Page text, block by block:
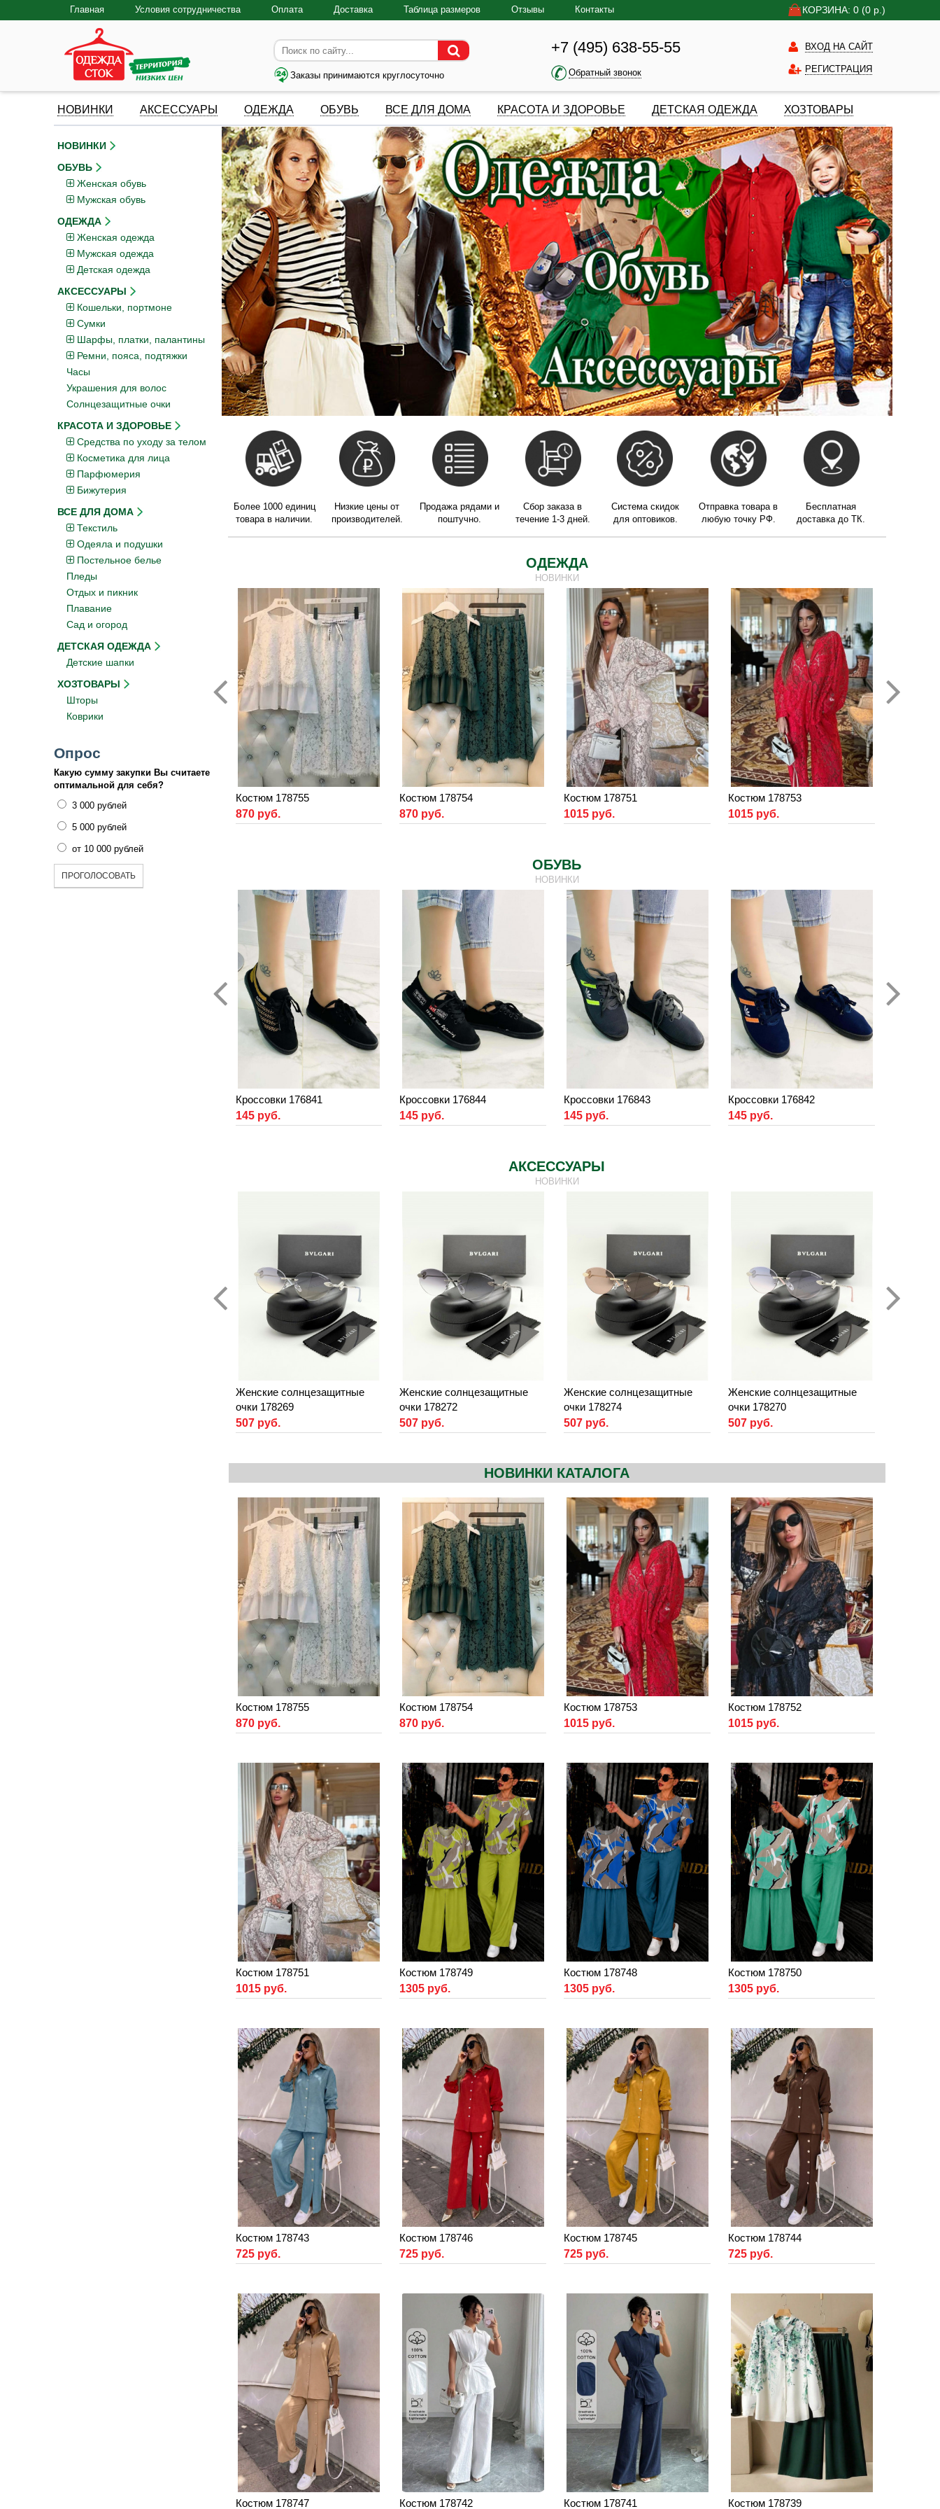
КОРЗИНА: 0 (0 р.)
Главная Условия сотрудничества Оплата Доставка Таблица размеров Отзывы Контакты
Заказы принимаются круглосуточно
+7 (495) 638-55-55
Обратный звонок
ВХОД НА САЙТ
РЕГИСТРАЦИЯ
НОВИНКИ АКСЕССУАРЫ ОДЕЖДА ОБУВЬ ВСЕ ДЛЯ ДОМА КРАСОТА И ЗДОРОВЬЕ ДЕТСКАЯ ОДЕЖДА ХОЗТОВАРЫ
НОВИНКИ
ОБУВЬ
Женская обувь
Мужская обувь
ОДЕЖДА
Женская одежда
Мужская одежда
Детская одежда
АКСЕССУАРЫ
Кошельки, портмоне
Сумки
Шарфы, платки, палантины
Ремни, пояса, подтяжки
Часы
Украшения для волос
Солнцезащитные очки
КРАСОТА И ЗДОРОВЬЕ
Средства по уходу за телом
Косметика для лица
Парфюмерия
Бижутерия
ВСЕ ДЛЯ ДОМА
Текстиль
Одеяла и подушки
Постельное белье
Пледы
Отдых и пикник
Плавание
Сад и огород
ДЕТСКАЯ ОДЕЖДА
Детские шапки
ХОЗТОВАРЫ
Шторы
Коврики
Опрос
Какую сумму закупки Вы считаете
оптимальной для себя?
3 000 рублей
5 000 рублей
от 10 000 рублей
ПРОГОЛОСОВАТЬ
Более 1000 единиц
товара в наличии.
Низкие цены от
производителей.
Продажа рядами и
поштучно.
Сбор заказа в
течение 1-3 дней.
Система скидок
для оптовиков.
Отправка товара в
любую точку РФ.
Бесплатная
доставка до ТК.
ОДЕЖДА
Костюм 178755
870 руб.
Костюм 178754
870 руб.
Костюм 178751
1015 руб.
Костюм 178753
1015 руб.
ОБУВЬ
Кроссовки 176841
145 руб.
Кроссовки 176844
145 руб.
Кроссовки 176843
145 руб.
Кроссовки 176842
145 руб.
АКСЕССУАРЫ
Женские солнцезащитные
очки 178269
507 руб.
Женские солнцезащитные
очки 178272
507 руб.
Женские солнцезащитные
очки 178274
507 руб.
Женские солнцезащитные
очки 178270
507 руб.
НОВИНКИ КАТАЛОГА
Костюм 178755
870 руб.
Костюм 178754
870 руб.
Костюм 178753
1015 руб.
Костюм 178752
1015 руб.
Костюм 178751
1015 руб.
Костюм 178749
1305 руб.
Костюм 178748
1305 руб.
Костюм 178750
1305 руб.
Костюм 178743
725 руб.
Костюм 178746
725 руб.
Костюм 178745
725 руб.
Костюм 178744
725 руб.
Костюм 178747 Костюм 178742 Костюм 178741 Костюм 178739